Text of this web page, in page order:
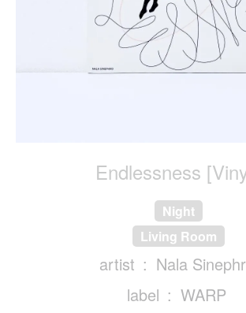
Endlessness
Night
Living Room
artist
Nala
label
WARP